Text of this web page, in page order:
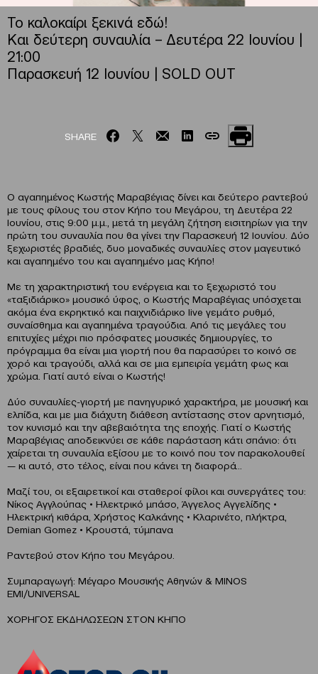
Το καλοκαίρι ξεκινά εδώ!
Και δεύτερη συναυλία – Δευτέρα 22 Ιουνίου |
21:00
Παρασκευή 12 Ιουνίου | SOLD OUT
SHARE
Ο αγαπημένος Κωστής Μαραβέγιας δίνει και δεύτερο ραντεβού
με τους φίλους του στον Κήπο του Μεγάρου, τη Δευτέρα 22
Ιουνίου, στις 9:00 μ.μ., μετά τη μεγάλη ζήτηση εισιτηρίων για την
πρώτη του συναυλία που θα γίνει την Παρασκευή 12 Ιουνίου. Δύο
ξεχωριστές βραδιές, δυο μοναδικές συναυλίες στον μαγευτικό
και αγαπημένο του και αγαπημένο μας Κήπο!
Με τη χαρακτηριστική του ενέργεια και το ξεχωριστό του
«ταξιδιάρικο» μουσικό ύφος, ο Κωστής Μαραβέγιας υπόσχεται
ακόμα ένα εκρηκτικό και παιχνιδιάρικο live γεμάτο ρυθμό,
συναίσθημα και αγαπημένα τραγούδια. Από τις μεγάλες του
επιτυχίες μέχρι πιο πρόσφατες μουσικές δημιουργίες, το
πρόγραμμα θα είναι μια γιορτή που θα παρασύρει το κοινό σε
χορό και τραγούδι, αλλά και σε μια εμπειρία γεμάτη φως και
χρώμα. Γιατί αυτό είναι ο Κωστής!
Δύο συναυλίες-γιορτή με πανηγυρικό χαρακτήρα, με μουσική και
ελπίδα, και με μια διάχυτη διάθεση αντίστασης στον αρνητισμό,
τον κυνισμό και την αβεβαιότητα της εποχής. Γιατί ο Κωστής
Μαραβέγιας αποδεικνύει σε κάθε παράσταση κάτι σπάνιο: ότι
χαίρεται τη συναυλία εξίσου με το κοινό που τον παρακολουθεί
— κι αυτό, στο τέλος, είναι που κάνει τη διαφορά…
Μαζί του, οι εξαιρετικοί και σταθεροί φίλοι και συνεργάτες του:
Νίκος Αγγλούπας • Ηλεκτρικό μπάσο, Άγγελος Αγγελίδης •
Ηλεκτρική κιθάρα, Χρήστος Καλκάνης • Κλαρινέτο, πλήκτρα,
Demian Gomez • Κρουστά, τύμπανα
Ραντεβού στον Κήπο του Μεγάρου.
Συμπαραγωγή: Μέγαρο Μουσικής Αθηνών & MINOS
EMI/UNIVERSAL
ΧΟΡΗΓΟΣ ΕΚΔΗΛΩΣΕΩΝ ΣΤΟΝ ΚΗΠΟ